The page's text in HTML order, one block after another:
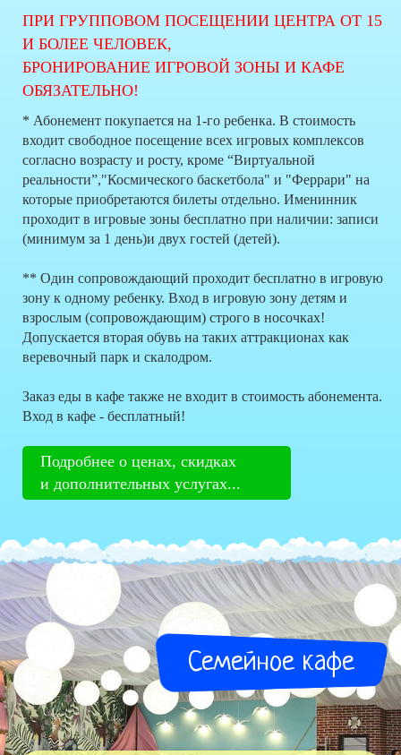
ПРИ ГРУППОВОМ ПОСЕЩЕНИИ ЦЕНТРА ОТ 15
И БОЛЕЕ ЧЕЛОВЕК,
БРОНИРОВАНИЕ ИГРОВОЙ ЗОНЫ И КАФЕ
ОБЯЗАТЕЛЬНО!
* Абонемент покупается на 1-го ребенка. В стоимость
входит свободное посещение всех игровых комплексов
согласно возрасту и росту, кроме “Виртуальной
реальности”,"Космического баскетбола" и "Феррари" на
которые приобретаются билеты отдельно. Именинник
проходит в игровые зоны бесплатно при наличии: записи
(минимум за 1 день)и двух гостей (детей).
** Один сопровождающий проходит бесплатно в игровую
зону к одному ребенку. Вход в игровую зону детям и
взрослым (сопровождающим) строго в носочках!
Допускается вторая обувь на таких аттракционах как
веревочный парк и скалодром.
Заказ еды в кафе также не входит в стоимость абонемента.
Вход в кафе - бесплатный!
Подробнее о ценах, скидках
и дополнительных услугах...
Семейное кафе